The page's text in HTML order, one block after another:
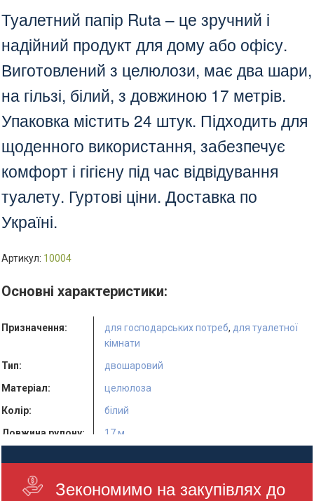
Туалетний папір Ruta – це зручний і
надійний продукт для дому або офісу.
Виготовлений з целюлози, має два шари,
на гільзі, білий, з довжиною 17 метрів.
Упаковка містить 24 штук. Підходить для
щоденного використання, забезпечує
комфорт і гігієну під час відвідування
туалету. Гуртові ціни. Доставка по
Україні.
Артикул: 10004
Основні характеристики:
Призначення: для господарських потреб, для туалетної
кімнати
Тип:
двошаровий
Матеріал:
целюлоза
Колір:
білий
Довжина рулону:
17 м
Зекономимо на закупівлях до